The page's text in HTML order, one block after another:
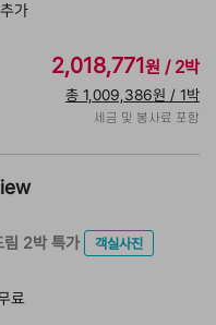
가
2,018,771원 / 2박
총 1,009,386원 / 1박
세금 및 봉사료 포함
림 2박 특가
객실사진
료